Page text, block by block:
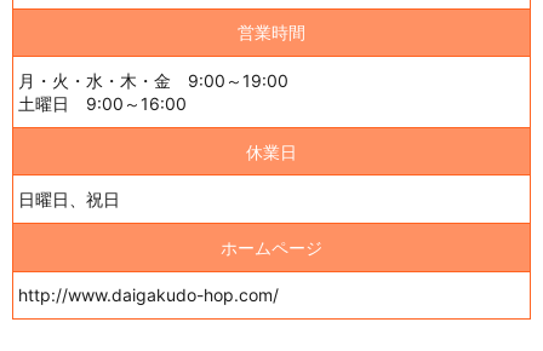
営業時間
月・火・水・木・金 9:00～19:00
土曜日 9:00～16:00
休業日
日曜日、祝日
ホームページ
http://www.daigakudo-hop.com/